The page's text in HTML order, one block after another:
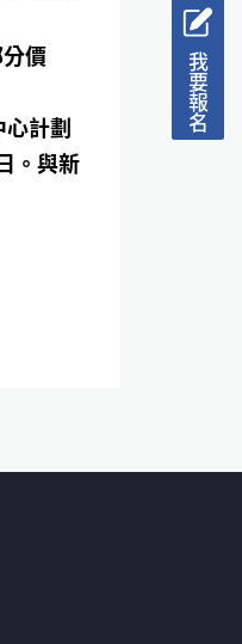
價
計劃
。與新
我要報名